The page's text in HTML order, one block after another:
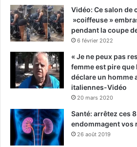
Vidéo: Ce salon de
»coiffeuse »
pendant la coupe
6 février 2022
« Je ne peux pas
femme est pire que
déclare un homme
italiennes-Vidéo
20 mars 2020
Santé: arrêtez ces
endommagent vos
26 août 2019